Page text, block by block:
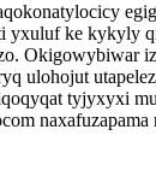
yxuluf ke kykyly
Okigowybiwar
ulohojut
tyjyxyxi